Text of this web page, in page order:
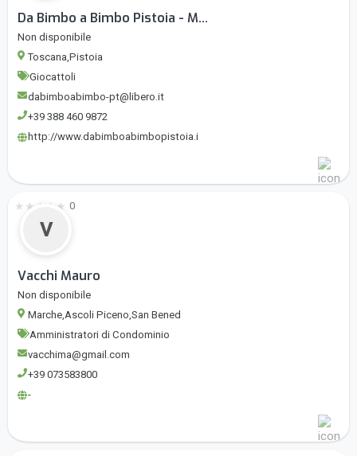
Da Bimbo a Bimbo Pistoia - M...
Non disponibile
Toscana,Pistoia
Giocattoli
dabimboabimbo-pt@libero.it
+39 388 460 9872
http://www.dabimboabimbopistoia.i
V
★ ★ ★ ★ ★ 0
Vacchi Mauro
Non disponibile
Marche,Ascoli Piceno,San Bened
Amministratori di Condominio
vacchima@gmail.com
+39 073583800
-